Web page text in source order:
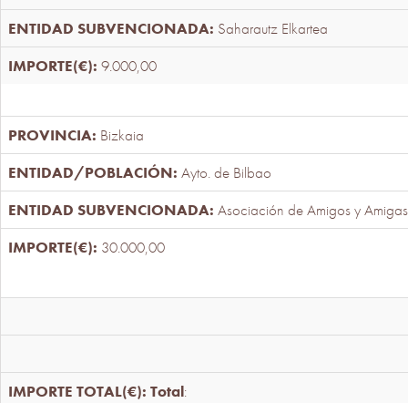
Saharautz Elkartea
9.000,00
Bizkaia
Ayto. de Bilbao
Asociación de Amigos y
30.000,00
Total: